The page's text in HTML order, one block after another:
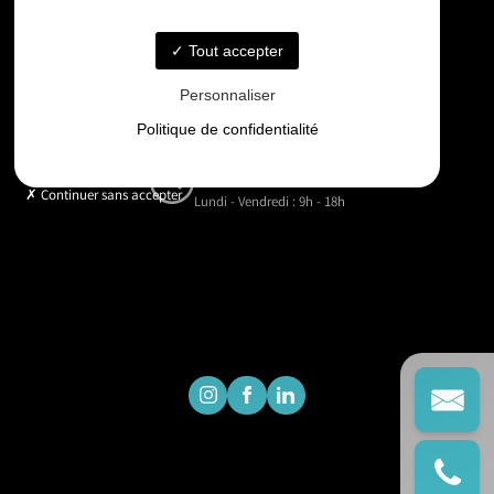
contact@gd-drones-services.fr
Horaires
Lundi - Vendredi : 9h - 18h
Tout accepter
Personnaliser
Politique de confidentialité
Continuer sans accepter